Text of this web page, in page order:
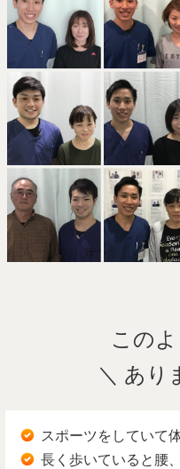
この
＼ あり
スポーツをしていて
長く歩いていると腰